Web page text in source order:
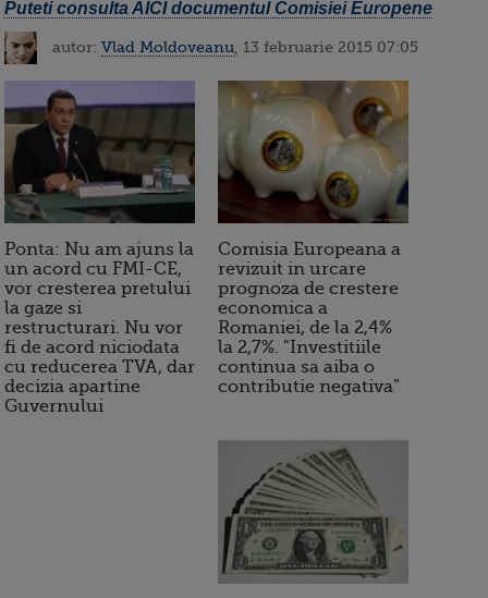
Puteti consulta AICI documentul Comisiei Europene
autor: Vlad Moldoveanu , 13 februarie 2015 07:05
Ponta: Nu am ajuns la
un acord cu FMI-CE,
vor cresterea pretului
la gaze si
restructurari. Nu vor
fi de acord niciodata
cu reducerea TVA, dar
decizia apartine
Guvernului
Comisia Europeana a
revizuit in urcare
prognoza de crestere
economica a
Romaniei, de la 2,4%
la 2,7%. "Investitiile
continua sa aiba o
contributie negativa”